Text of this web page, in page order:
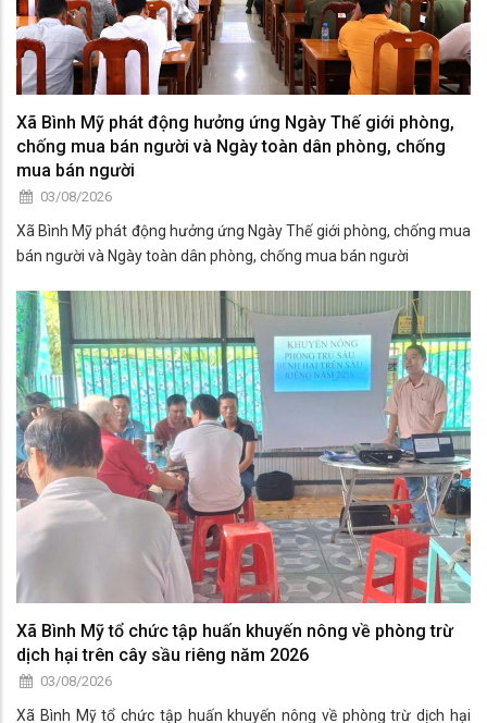
Xã Bình Mỹ phát động hưởng ứng Ngày Thế giới phòng,
chống mua bán người và Ngày toàn dân phòng, chống
mua bán người
03/08/2026
Xã Bình Mỹ phát động hưởng ứng Ngày Thế giới phòng, chống mua
bán người và Ngày toàn dân phòng, chống mua bán người
Xã Bình Mỹ tổ chức tập huấn khuyến nông về phòng trừ
dịch hại trên cây sầu riêng năm 2026
03/08/2026
Xã Bình Mỹ tổ chức tập huấn khuyến nông về phòng trừ dịch hại